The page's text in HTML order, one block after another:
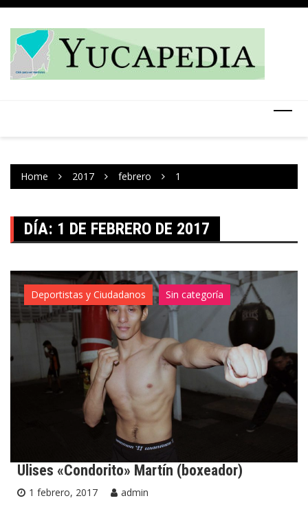
Skip
content
Home 2017 febrero 1
DÍA: 1 DE FEBRERO DE 2017
Deportistas y Ciudadanos Sin categoría
Ulises «Condorito» Martín (boxeador)
1 febrero, 2017
admin